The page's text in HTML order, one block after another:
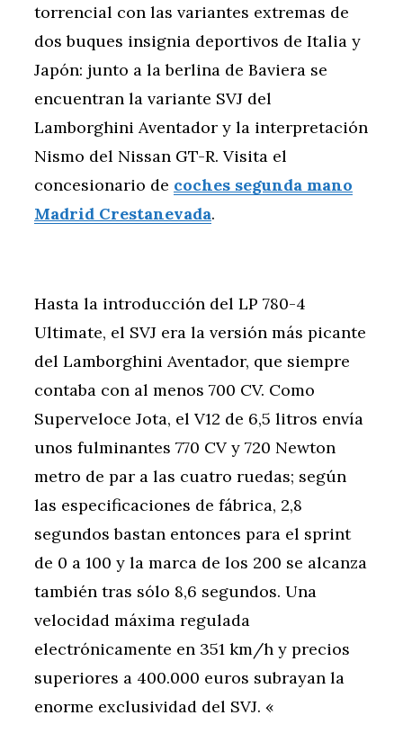
torrencial con las variantes extremas de
dos buques insignia deportivos de Italia y
Japón: junto a la berlina de Baviera se
encuentran la variante SVJ del
Lamborghini Aventador y la interpretación
Nismo del Nissan GT-R. Visita el
concesionario de coches segunda mano
Madrid Crestanevada.
Hasta la introducción del LP 780-4
Ultimate, el SVJ era la versión más picante
del Lamborghini Aventador, que siempre
contaba con al menos 700 CV. Como
Superveloce Jota, el V12 de 6,5 litros envía
unos fulminantes 770 CV y 720 Newton
metro de par a las cuatro ruedas; según
las especificaciones de fábrica, 2,8
segundos bastan entonces para el sprint
de 0 a 100 y la marca de los 200 se alcanza
también tras sólo 8,6 segundos. Una
velocidad máxima regulada
electrónicamente en 351 km/h y precios
superiores a 400.000 euros subrayan la
enorme exclusividad del SVJ. «